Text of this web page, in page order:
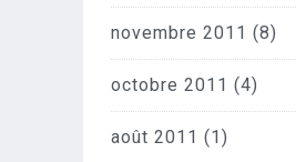
novembre 2011 (8)
octobre 2011 (4)
août 2011 (1)